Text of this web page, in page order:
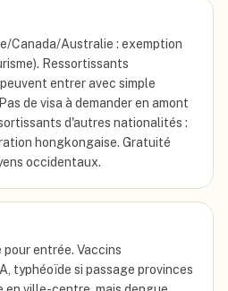
Canada/Australie : exemption
Ressortissants
entrer avec simple
de visa à demander en amont
d'autres nationalités :
hongkongaise. Gratuité
occidentaux.
entrée. Vaccins
typhéoïde si passage provinces